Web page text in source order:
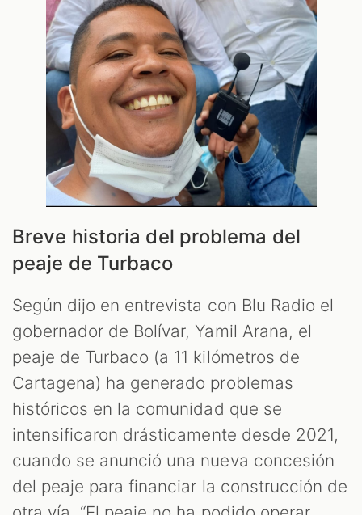
Breve historia del problema del
peaje de Turbaco
Según dijo en entrevista con Blu Radio el
gobernador de Bolívar, Yamil Arana, el
peaje de Turbaco (a 11 kilómetros de
Cartagena) ha generado problemas
históricos en la comunidad que se
intensificaron drásticamente desde 2021,
cuando se anunció una nueva concesión
del peaje para financiar la construcción de